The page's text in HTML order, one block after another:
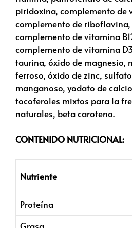
piridoxina, complemento de
complemento de
complemento de vitamina
complemento de vitamina
taurina, óxido de magnesio,
ferroso, óxido de zinc,
manganoso, yodato de
tocoferoles mixtos para la
naturales, beta caroteno.
CONTENIDO NUTRICIONAL:
Nutriente
Proteína